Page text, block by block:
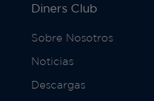
Diners Club
Sobre Nosotros
Noticias
Descargas